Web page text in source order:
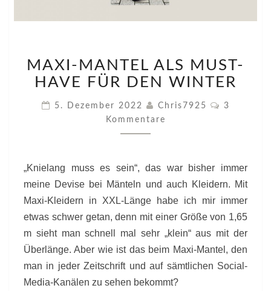
MANTEL
ALS
MUST-
HAVE
FÜR
MAXI-MANTEL ALS MUST-
HAVE FÜR DEN WINTER
5. Dezember 2022 Chris7925
3
Kommentare
„Knielang muss es sein“, das war bisher immer
meine Devise bei Mänteln und auch Kleidern. Mit
Maxi-Kleidern in XXL-Länge habe ich mir immer
etwas schwer getan, denn mit einer Größe von 1,65
m sieht man schnell mal sehr „klein“ aus mit der
Überlänge. Aber wie ist das beim Maxi-Mantel, den
man in jeder Zeitschrift und auf sämtlichen Social-
Media-Kanälen zu sehen bekommt?